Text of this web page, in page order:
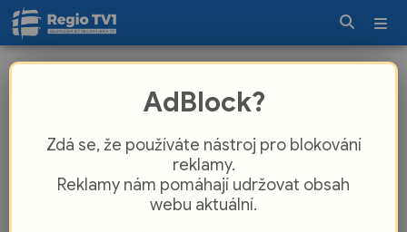
zábavou: Děti si odnesou otisky
AdBlock?
Zdá se, že používáte nástroj pro blokování
reklamy.
Reklamy nám pomáhají udržovat obsah
webu aktuální.